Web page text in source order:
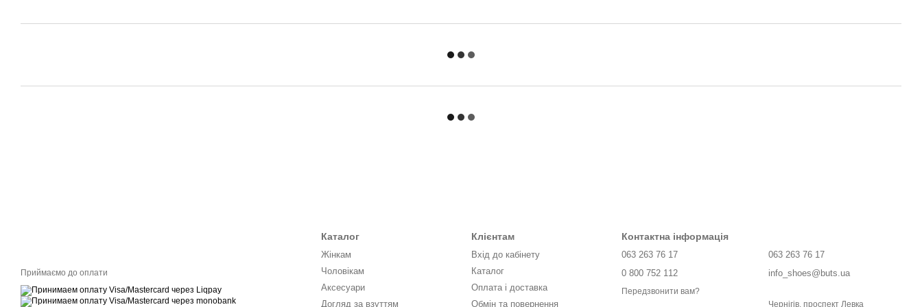
Приймаємо до оплати
Каталог
Жінкам
Чоловікам
Аксесуари
Догляд за взуттям
Клієнтам
Вхід до кабінету
Каталог
Оплата і доставка
Обмін та повернення
Контактна інформація
063 263 76 17
0 800 752 112
Передзвонити вам?
063 263 76 17
info_shoes@buts.ua
Чернігів, проспект Левка